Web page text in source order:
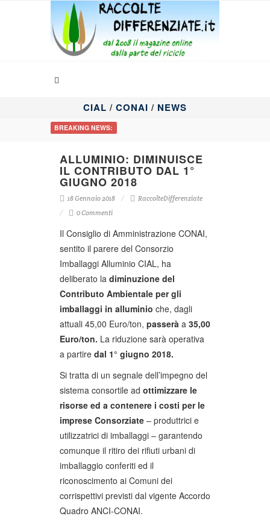
CIAL / CONAI / NEWS
BREAKING NEWS:
ALLUMINIO: DIMINUISCE
IL CONTRIBUTO DAL 1°
GIUGNO 2018
18 Gennaio 2018
RaccolteDifferenziate
0 Commenti
Il Consiglio di Amministrazione CONAI,
sentito il parere del Consorzio
Imballaggi Alluminio CIAL, ha
deliberato la diminuzione del
Contributo Ambientale per gli
imballaggi in alluminio che, dagli
attuali 45,00 Euro/ton, passerà a 35,00
Euro/ton. La riduzione sarà operativa
a partire dal 1° giugno 2018.
Si tratta di un segnale dell’impegno del
sistema consortile ad ottimizzare le
risorse ed a contenere i costi per le
imprese Consorziate – produttrici e
utilizzatrici di imballaggi – garantendo
comunque il ritiro dei rifiuti urbani di
imballaggio conferiti ed il
riconoscimento ai Comuni dei
corrispettivi previsti dal vigente Accordo
Quadro ANCI-CONAI.